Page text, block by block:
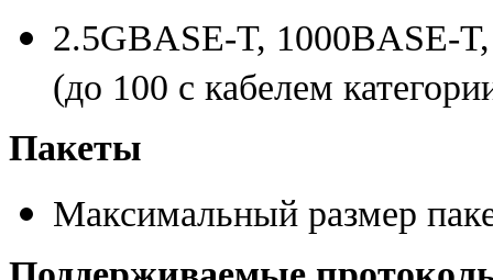
2.5GBASE-T, 1000BASE-T,
(до 100 с кабелем
Пакеты
Максимальный размер